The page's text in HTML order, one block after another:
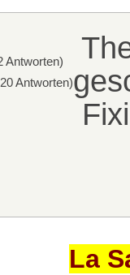
Antworten)
Antworten)
La